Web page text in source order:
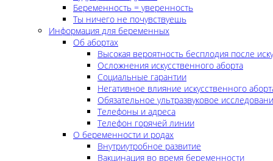
Беременность = уверенность
Ты ничего не почувствуешь
Информация для беременных
Об абортах
Высокая вероятность бесплодия после
Осложнения искусственного аборта
Социальные гарантии
Негативное влияние искусственного
Обязательное ультразвуковое
Телефоны и адреса
Телефон горячей линии
О беременности и родах
Внутриутробное развитие
Вакцинация во время беременности